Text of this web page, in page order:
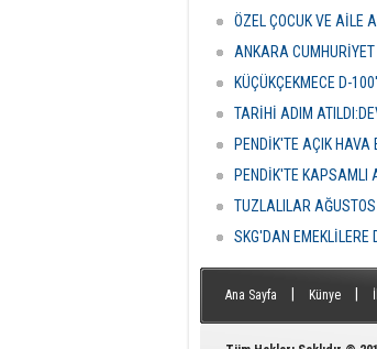
ÖZEL ÇOCUK VE AİLE
ANKARA
KÜÇÜKÇEKMECE D-
TARİHİ ADIM
PENDİK'TE AÇIK HAVA
PENDİK'TE KAPSAMLI
TUZLALILAR
SKG'DAN EMEKLİLERE
Ana Sayfa Künye